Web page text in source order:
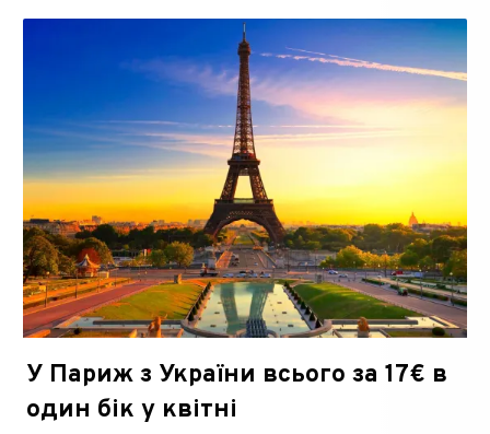
У Париж з України всього за 17€ в
один бік у квітні